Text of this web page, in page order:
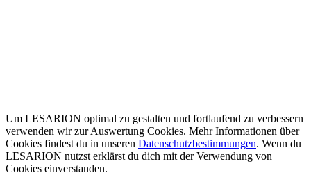
Um LESARION optimal zu gestalten und fortlaufend zu verbessern
verwenden wir zur Auswertung Cookies. Mehr Informationen über
Cookies findest du in unseren Datenschutzbestimmungen. Wenn du
LESARION nutzst erklärst du dich mit der Verwendung von
Cookies einverstanden.